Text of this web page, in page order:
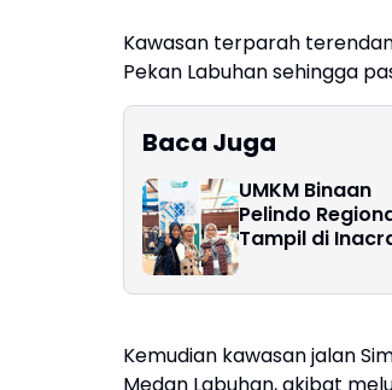
Kawasan terparah
Pekan Labuhan sehingga
Baca Juga
UMKM Binaan
Pelindo
Tampil di
Kemudian kawasan jalan